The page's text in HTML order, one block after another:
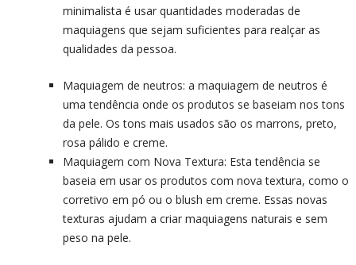
minimalista é usar quantidades moderadas de
maquiagens que sejam suficientes para realçar as
qualidades da pessoa.
Maquiagem de neutros: a maquiagem de neutros é
uma tendência onde os produtos se baseiam nos tons
da pele. Os tons mais usados são os marrons, preto,
rosa pálido e creme.
Maquiagem com Nova Textura: Esta tendência se
baseia em usar os produtos com nova textura, como o
corretivo em pó ou o blush em creme. Essas novas
texturas ajudam a criar maquiagens naturais e sem
peso na pele.